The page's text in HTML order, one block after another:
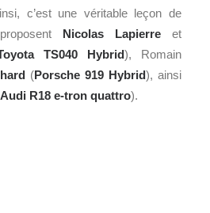
c’est une véritable leçon de
Nicolas Lapierre et
TS040 Hybrid), Romain
(Porsche 919 Hybrid), ainsi
Audi R18 e-tron quattro).